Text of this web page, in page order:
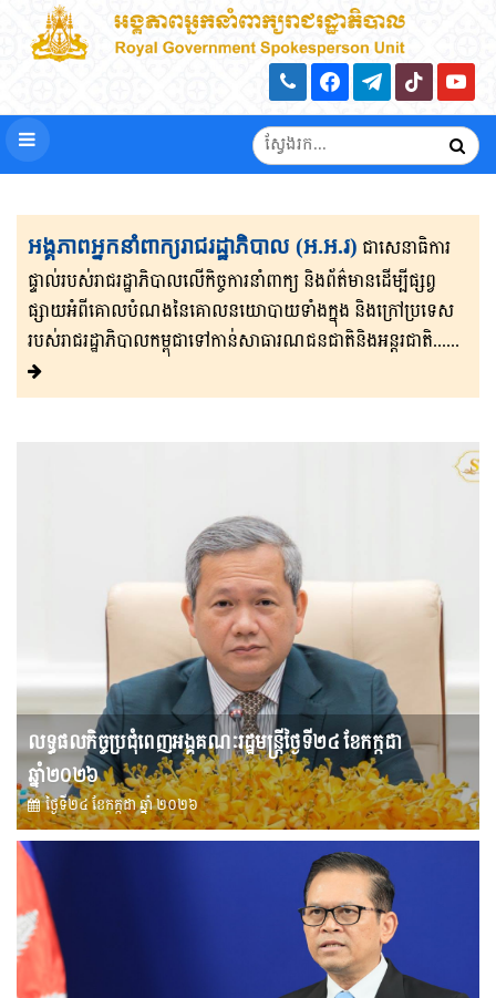
អង្គភាពអ្នកនាំពាក្យរាជរដ្ឋាភិបាល (អ.អ.រ) ជាសេនា​ធិ​កា​រ​​
ផ្ទាល់​របស់រាជរដ្ឋាភិ​បា​ល​លើ​កិច្ចការ​នាំពាក្យ និងព័ត៌មាន​ដើម្បីផ្សព្វ​
ផ្សាយ​​អំពីគោលបំណងនៃគោល​នយោបាយទាំងក្នុង និងក្រៅ​ប្រទេ​​ស​
របស់រាជរដ្ឋា​ភិ​បា​ល​កម្ពុជាទៅកាន់សាធារណជនជាតិនិងអន្តរជាតិ......
លទ្ធផលកិច្ចប្រជុំពេញអង្គគណៈរដ្ឋមន្រ្តីថ្ងៃទី២៤ ខែកក្កដា
ឆ្នាំ២០២៦
ថ្ងៃទី២៤ ខែ​កក្កដា ឆ្នាំ ២០២៦